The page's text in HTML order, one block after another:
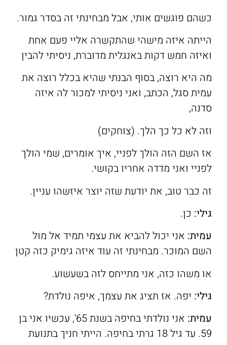
כשהם פוגשים אותי, אבל מבחינתי זה בסדר גמור.
הייתה איזה מישהי שהתקשרה אליי פעם אחת
ואיזה חמש דקות באנגלית מדוברת, ניסיתי להבין
מה היא רוצה, בסוף הבנתי שהיא בכלל רוצה את
עמית סגל, הכתב, ואני ניסיתי למכור לה איזה
סדנה,
וזה לא כל כך הלך. (צוחקים)
אז השם הזה הולך לפניי, איך אומרים, שמי הולך
לפניי ואני מדדה אחריו בקושי.
זה כבר טוב, את יודעת שזה יוצר איזשהו עניין.
גילי: כן.
עמית: אני יכול להביא את עצמי תמיד אל מול
השם המוכר. מבחינתי זה עוד איזה גימיק כזה קטן
או משהו כזה, אני מתייחס לזה בשעשוע.
גילי: יפה. אז תציג את עצמך, איפה נולדת?
עמית:
אני נולדתי בחיפה בשנת 65', עכשיו אני בן
59. עד גיל 18 גרתי בחיפה. הייתי חניך בתנועת